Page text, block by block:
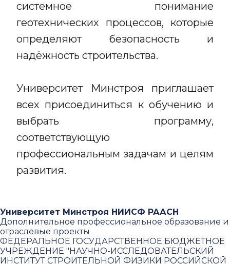
системное понимание
геотехнических процессов, которые
определяют безопасность и
надёжность строительства.
Университет Минстроя приглашает
всех присоединиться к обучению и
выбрать программу,
соответствующую
профессиональным задачам и целям
развития.
Университет Минстроя НИИСФ РААСН
Дополнительное профессиональное образование и
отраслевые проекты
ФЕДЕРАЛЬНОЕ ГОСУДАРСТВЕННОЕ БЮДЖЕТНОЕ
УЧРЕЖДЕНИЕ "НАУЧНО-ИССЛЕДОВАТЕЛЬСКИЙ
ИНСТИТУТ СТРОИТЕЛЬНОЙ ФИЗИКИ РОССИЙСКОЙ